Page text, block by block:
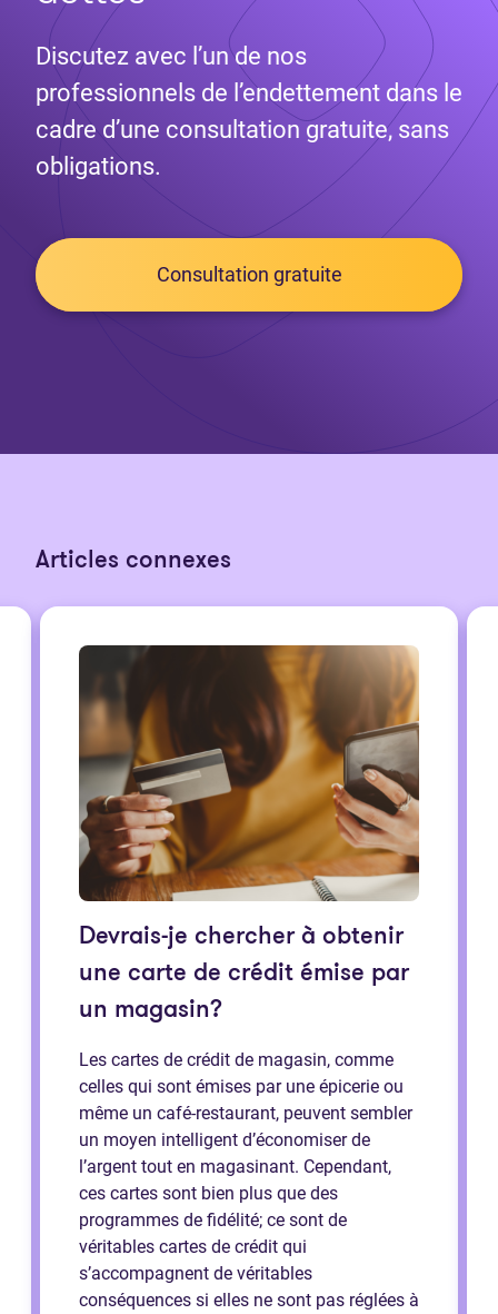
Discutez avec l’un de nos
professionnels de l’endettement dans le
cadre d’une consultation gratuite, sans
obligations.
Consultation gratuite
Articles connexes
Devrais-je chercher à obtenir
une carte de crédit émise par
un magasin?
Les cartes de crédit de magasin, comme
celles qui sont émises par une épicerie ou
même un café-restaurant, peuvent sembler
un moyen intelligent d’économiser de
l’argent tout en magasinant. Cependant,
ces cartes sont bien plus que des
programmes de fidélité; ce sont de
véritables cartes de crédit qui
s’accompagnent de véritables
conséquences si elles ne sont pas réglées à